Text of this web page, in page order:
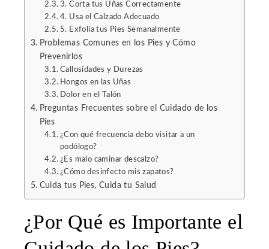
3. Corta tus Uñas Correctamente
4. Usa el Calzado Adecuado
5. Exfolia tus Pies Semanalmente
Problemas Comunes en los Pies y Cómo
Prevenirlos
Callosidades y Durezas
Hongos en las Uñas
Dolor en el Talón
Preguntas Frecuentes sobre el Cuidado de los
Pies
¿Con qué frecuencia debo visitar a un
podólogo?
¿Es malo caminar descalzo?
¿Cómo desinfecto mis zapatos?
Cuida tus Pies, Cuida tu Salud
¿Por Qué es Importante el